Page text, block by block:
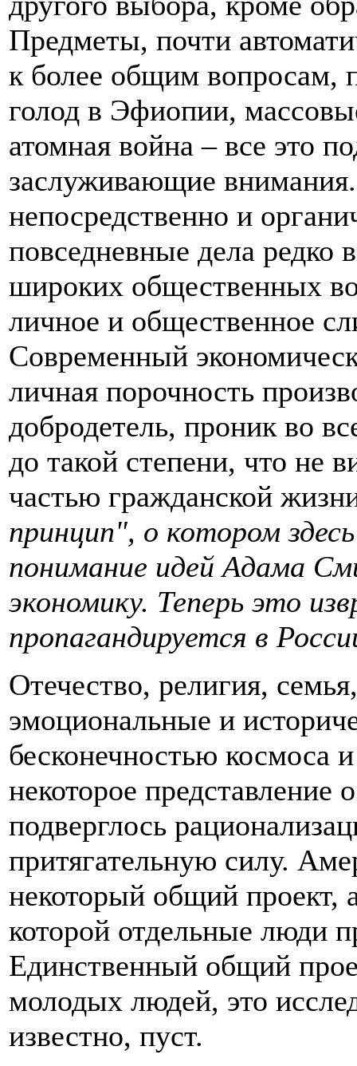
Предметы, почти
к более общим вопросам,
голод в Эфиопии,
атомная война – все это
заслуживающие
непосредственно и
повседневные дела редко
широких общественных
личное и общественное
Современный
личная порочность
добродетель, проник во
до такой степени, что не
частью гражданской
принцип", о котором
понимание идей Адама
экономику. Теперь это
пропагандируется в
Отечество, религия,
эмоциональные и
бесконечностью космоса
некоторое представление
подверглось
притягательную силу.
некоторый общий проект,
которой отдельные люди
Единственный общий
молодых людей, это
известно, пуст.